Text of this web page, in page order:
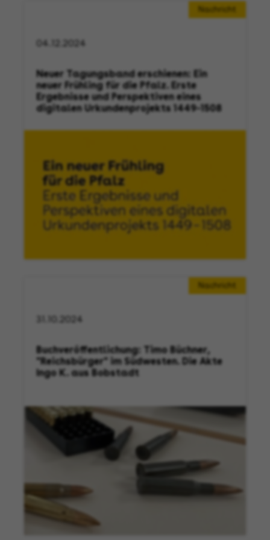
Nachricht
04.12.2024
Neuer Tagungsband erschienen: Ein
neuer Frühling für die Pfalz. Erste
Ergebnisse und Perspektiven eines
digitalen Urkundenprojekts 1449-1508
Nachricht
31.10.2024
Buchveröffentlichung: Timo Büchner,
"Reichsbürger" im Südwesten. Die Akte
Ingo K. aus Bobstadt